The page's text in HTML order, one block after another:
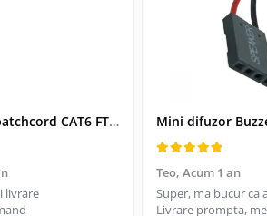
Cablu retea-patchcord CAT6 FTP, Lanberg 43612, 2 X RJ45, lungime 25cm, AWG26, 10Gb/s-250MHz, de legatura retea, ethernet, gri
livrare
Teo, Acum 1 an
Super, ma bucur ca
Livrare prompta,